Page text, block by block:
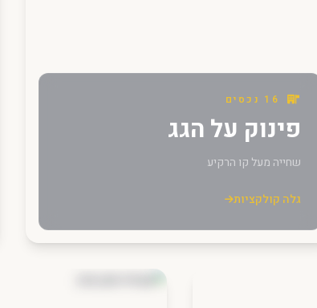
פינוק על הגג
שחייה מעל קו הרקיע
גלה קולקציות